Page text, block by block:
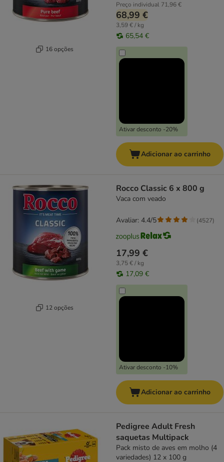
16 opções
Preço individual 71,96 €
68,99 €
3,59 € / kg
65,54 €
Ativar desconto -20%
Adicionar ao carrinho
12 opções
Rocco Classic 6 x 800 g
Vaca com veado
17,99 €
3,75 € / kg
17,09 €
Ativar desconto -10%
Avaliar: 4.4/5 (4527)
Adicionar ao carrinho
Pedigree Adult Fresh
saquetas Multipack
Pack misto de aves em molho (4
variedades) 12 x 100 g